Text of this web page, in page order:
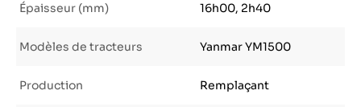
Épaisseur (mm) 16h00, 2h40
Modèles de tracteurs Yanmar YM1500
Production Remplaçant